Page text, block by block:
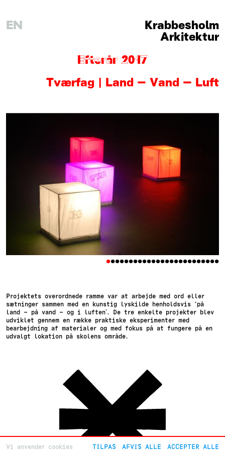
Krabbesholm
EN
Arkitektur
Efterår 2017
Tværfag | Land – Vand – Luft
•••••••••••••••••••••••••
Projektets overordnede ramme var at arbejde med ord eller
sætninger sammen med en kunstig lyskilde henholdsvis ‘på
land – på vand – og i luften’. De tre enkelte projekter blev
udviklet gennem en række praktiske eksperimenter med
bearbejdning af materialer og med fokus på at fungere på en
udvalgt lokation på skolens område.
Vi anvender cookies TILPAS AFVIS ALLE ACCEPTER ALLE